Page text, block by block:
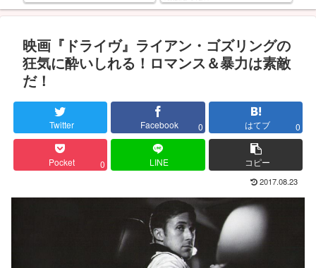
映画『ドライヴ』ライアン・ゴズリングの
狂気に酔いしれる！ロマンス＆暴力は素敵
だ！
Twitter Facebook 0 はてブ 0
Pocket 0 LINE コピー
2017.08.23